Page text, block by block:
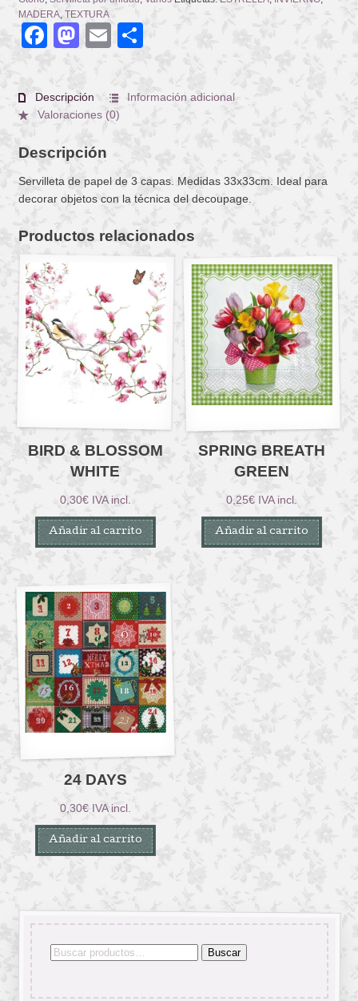
MADERA, TEXTURA
Facebook
Mastodon
Email
Descripción
Información adicional
Valoraciones (0)
Descripción
Servilleta de papel de 3 capas. Medidas 33x33cm. Ideal para
decorar objetos con la técnica del decoupage.
Productos relacionados
BIRD & BLOSSOM
WHITE
0,30€ IVA incl.
Añadir al carrito
SPRING BREATH
GREEN
0,25€ IVA incl.
Añadir al carrito
24 DAYS
0,30€ IVA incl.
Añadir al carrito
Buscar
Buscar